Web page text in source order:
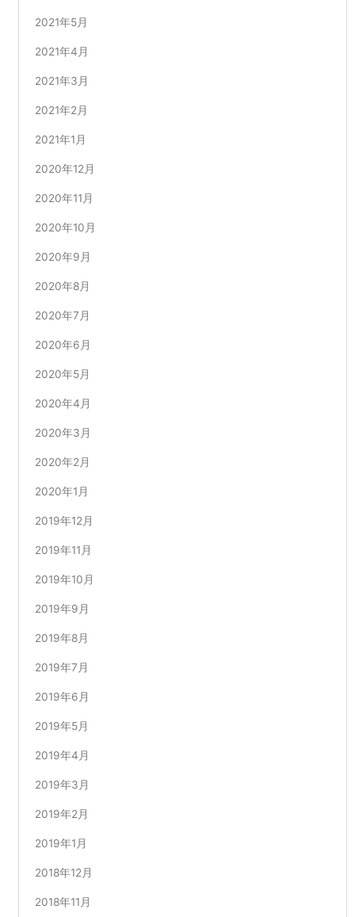
2021年5月
2021年4月
2021年3月
2021年2月
2021年1月
2020年12月
2020年11月
2020年10月
2020年9月
2020年8月
2020年7月
2020年6月
2020年5月
2020年4月
2020年3月
2020年2月
2020年1月
2019年12月
2019年11月
2019年10月
2019年9月
2019年8月
2019年7月
2019年6月
2019年5月
2019年4月
2019年3月
2019年2月
2019年1月
2018年12月
2018年11月